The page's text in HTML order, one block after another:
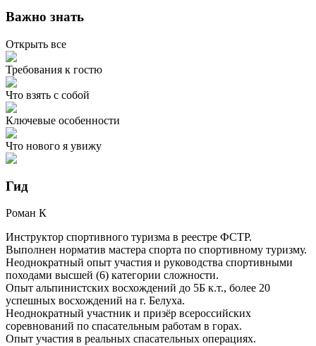
Важно знать
Открыть все
Требования к гостю
Что взять с собой
Ключевые особенности
Что нового я увижу
Гид
Роман К
Инструктор спортивного туризма в реестре ФСТР.
Выполнен норматив мастера спорта по спортивному туризму.
Неоднократный опыт участия и руководства спортивными
походами высшей (6) категории сложности.
Опыт альпинистских восхождений до 5Б к.т., более 20
успешных восхождений на г. Белуха.
Неоднократный участник и призёр всероссийских
соревнований по спасательным работам в горах.
Опыт участия в реальных спасательных операциях.